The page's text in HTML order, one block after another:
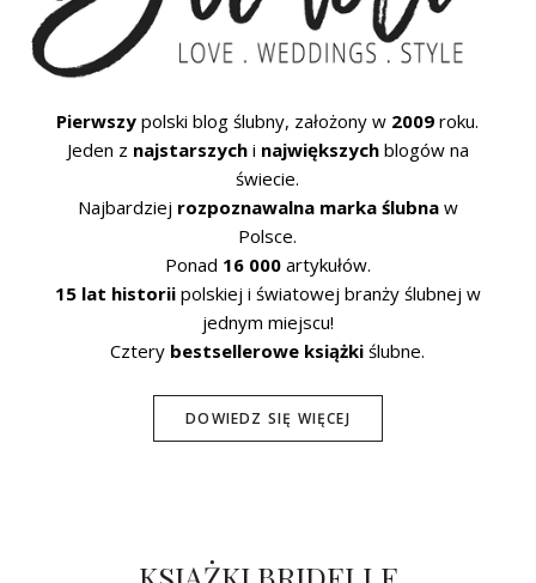
Pierwszy polski blog ślubny, założony w 2009 roku.
Jeden z najstarszychi największychblogów na
świecie.
Najbardziej rozpoznawalna marka ślubnaw
Polsce.
Ponad 16 000artykułów.
15 lat historiipolskiej i światowej branży ślubnej w
jednym miejscu!
Cztery bestsellerowe książki ślubne.
DOWIEDZ SIĘ WIĘCEJ